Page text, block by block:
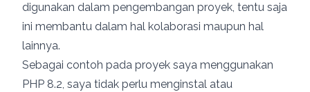
digunakan dalam pengembangan proyek, tentu saja
ini membantu dalam hal kolaborasi maupun hal
lainnya.
Sebagai contoh pada proyek saya menggunakan
PHP 8.2, saya tidak perlu menginstal atau